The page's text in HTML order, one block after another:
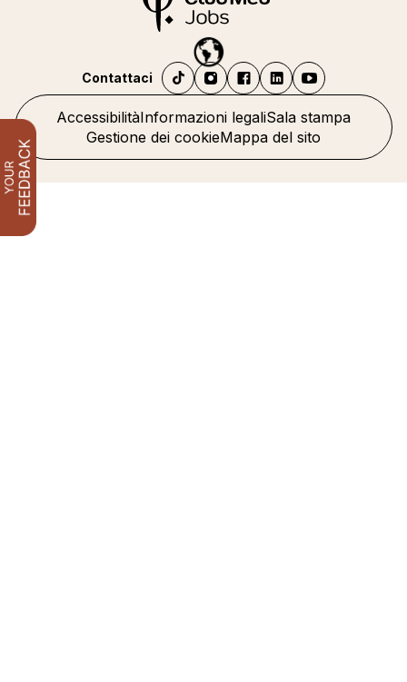
AccessibilitàInformazioni legaliSala stampa
Gestione dei cookieMappa del sito
Contattaci